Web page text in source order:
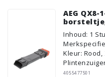
AEG
Inhoud: 1
Kleur:
opbergvak
4055477501